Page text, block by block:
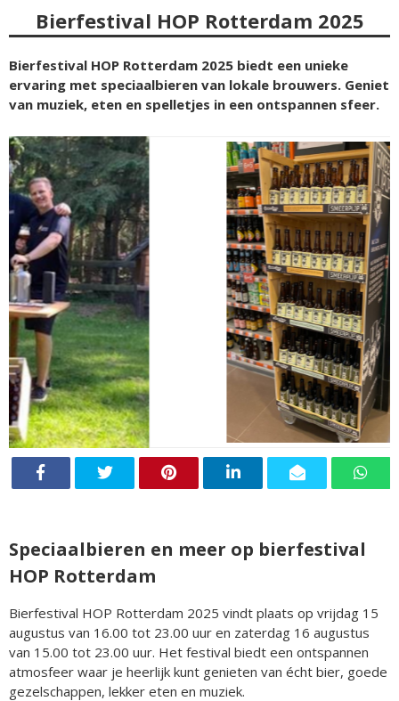
Bierfestival HOP Rotterdam 2025
Bierfestival HOP Rotterdam 2025 biedt een unieke
ervaring met speciaalbieren van lokale brouwers. Geniet
van muziek, eten en spelletjes in een ontspannen sfeer.
Speciaalbieren en meer op bierfestival
HOP Rotterdam
Bierfestival HOP Rotterdam 2025 vindt plaats op vrijdag 15
augustus van 16.00 tot 23.00 uur en zaterdag 16 augustus
van 15.00 tot 23.00 uur. Het festival biedt een ontspannen
atmosfeer waar je heerlijk kunt genieten van écht bier, goede
gezelschappen, lekker eten en muziek.